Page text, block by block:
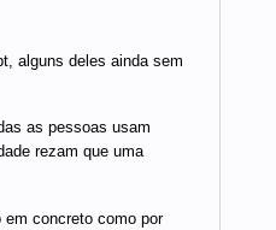
alguns deles ainda sem
as pessoas usam
rezam que uma
concreto como por